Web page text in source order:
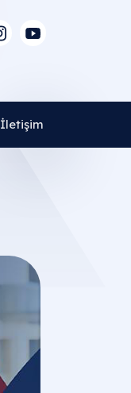
İletişim